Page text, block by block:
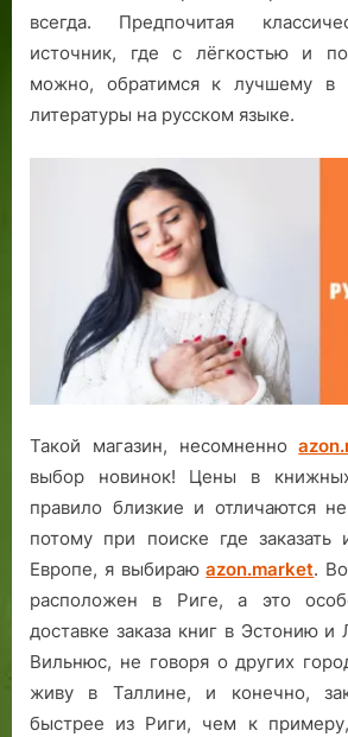
всегда. Предпочитая
источник, где с лёгкостью и
можно, обратимся к лучшему в
литературы на русском языке.
Такой магазин, несомненно
выбор новинок! Цены в
правило близкие и отличаются
потому при поиске где заказать
Европе, я выбираюazon.market.
расположен в Риге, а это
доставке заказа книг в Эстонию и
Вильнюс, не говоря о других
живу в Таллине, и конечно,
быстрее из Риги, чем к